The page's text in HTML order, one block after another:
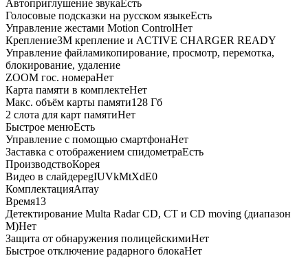
Автоприглушение звукаЕсть
Голосовые подсказки на русском языкеЕсть
Управление жестами Motion ControlНет
Крепление3M крепление и ACTIVE CHARGER READY
Управление файламикопирование, просмотр, перемотка,
блокирование, удаление
ZOOM гос. номераНет
Карта памяти в комплектеНет
Макс. объём карты памяти128 Гб
2 слота для карт памятиНет
Быстрое менюЕсть
Управление с помощью смартфонаНет
Заставка с отображением спидометраЕсть
ПроизводствоКорея
Видео в слайдереgIUVkMtXdE0
КомплектацияArray
Время13
Детектирование Multa Radar CD, CT и CD moving (диапазон
М)Нет
Защита от обнаружения полицейскимиНет
Быстрое отключение радарного блокаНет